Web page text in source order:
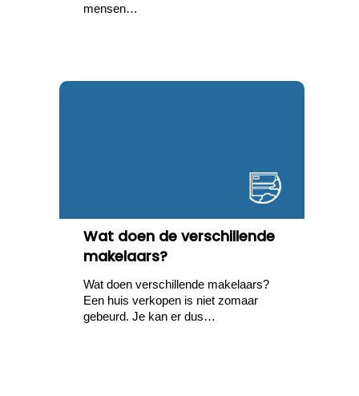
mensen…
Wat doen de verschillende
makelaars?
Wat doen verschillende makelaars?
Een huis verkopen is niet zomaar
gebeurd. Je kan er dus…